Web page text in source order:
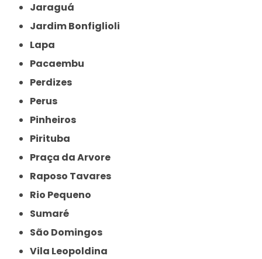
Jaraguá
Jardim Bonfiglioli
Lapa
Pacaembu
Perdizes
Perus
Pinheiros
Pirituba
Praça da Arvore
Raposo Tavares
Rio Pequeno
Sumaré
São Domingos
Vila Leopoldina